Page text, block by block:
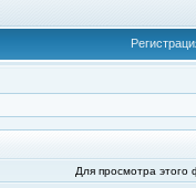
Для просмотра